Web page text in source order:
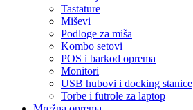
Tastature
Miševi
Podloge za miša
Kombo setovi
POS i barkod oprema
Monitori
USB hubovi i docking stanice
Torbe i futrole za laptop